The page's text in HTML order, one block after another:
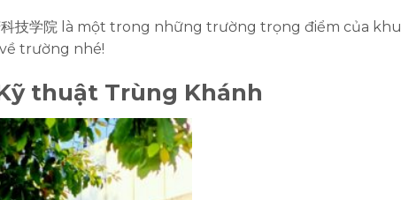
技学院 là một trong những trường trọng điểm của khu
trường nhé!
thuật Trùng Khánh